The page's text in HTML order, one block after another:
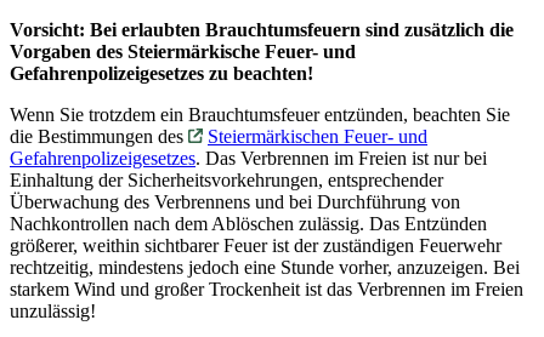
Vorsicht: Bei erlaubten Brauchtumsfeuern sind zusätzlich die
Vorgaben des Steiermärkische Feuer- und
Gefahrenpolizeigesetzes zu beachten!
Wenn Sie trotzdem ein Brauchtumsfeuer entzünden, beachten Sie
die Bestimmungen des
Steiermärkischen Feuer- und
Gefahrenpolizeigesetzes. Das Verbrennen im Freien ist nur bei
Einhaltung der Sicherheitsvorkehrungen, entsprechender
Überwachung des Verbrennens und bei Durchführung von
Nachkontrollen nach dem Ablöschen zulässig. Das Entzünden
größerer, weithin sichtbarer Feuer ist der zuständigen Feuerwehr
rechtzeitig, mindestens jedoch eine Stunde vorher, anzuzeigen. Bei
starkem Wind und großer Trockenheit ist das Verbrennen im Freien
unzulässig!